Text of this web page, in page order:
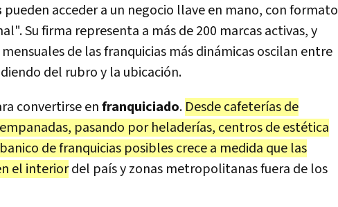
pueden acceder a un negocio llave en mano, con formato
Su firma representa a más de 200 marcas activas, y
de las franquicias más dinámicas oscilan entre
del rubro y la ubicación.
convertirse enfranquiciado. Desde cafeterías de
pasando por heladerías, centros de estética
de franquicias posibles crece a medida que las
el interiordel país y zonas metropolitanas fuera de los